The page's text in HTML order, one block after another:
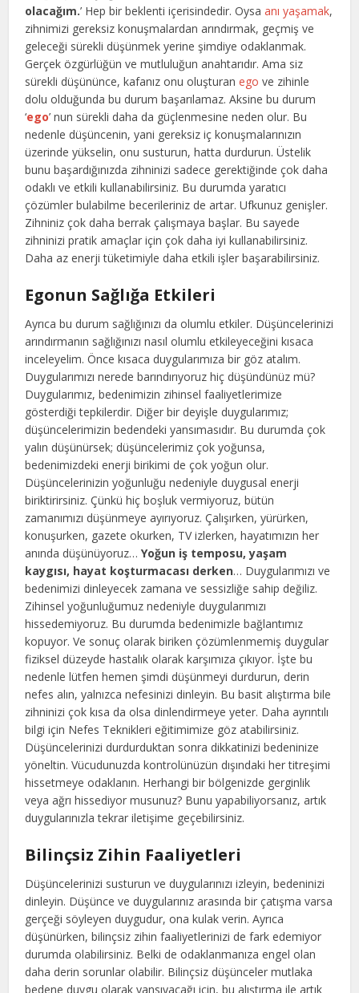
olacağım.’ Hep bir beklenti içerisindedir. Oysaanı yaşamak,
zihnimizi gereksiz konuşmalardan arındırmak, geçmiş ve
geleceği sürekli düşünmek yerine şimdiye odaklanmak.
Gerçek özgürlüğün ve mutluluğun anahtarıdır. Ama siz
sürekli düşününce, kafanız onu oluşturanego ve zihinle
dolu olduğunda bu durum başarılamaz. Aksine bu durum
‘ego’ nun sürekli daha da güçlenmesine neden olur. Bu
nedenle düşüncenin, yani gereksiz iç konuşmalarınızın
üzerinde yükselin, onu susturun, hatta durdurun. Üstelik
bunu başardığınızda zihninizi sadece gerektiğinde çok daha
odaklı ve etkili kullanabilirsiniz. Bu durumda yaratıcı
çözümler bulabilme becerileriniz de artar. Ufkunuz genişler.
Zihniniz çok daha berrak çalışmaya başlar. Bu sayede
zihninizi pratik amaçlar için çok daha iyi kullanabilirsiniz.
Daha az enerji tüketimiyle daha etkili işler başarabilirsiniz.
Egonun Sağlığa Etkileri
Ayrıca bu durum sağlığınızı da olumlu etkiler. Düşüncelerinizi
arındırmanın sağlığınızı nasıl olumlu etkileyeceğini kısaca
inceleyelim. Önce kısaca duygularımıza bir göz atalım.
Duygularımızı nerede barındırıyoruz hiç düşündünüz mü?
Duygularımız, bedenimizin zihinsel faaliyetlerimize
gösterdiği tepkilerdir. Diğer bir deyişle duygularımız;
düşüncelerimizin bedendeki yansımasıdır. Bu durumda çok
yalın düşünürsek; düşüncelerimiz çok yoğunsa,
bedenimizdeki enerji birikimi de çok yoğun olur.
Düşüncelerinizin yoğunluğu nedeniyle duygusal enerji
biriktirirsiniz. Çünkü hiç boşluk vermiyoruz, bütün
zamanımızı düşünmeye ayırıyoruz. Çalışırken, yürürken,
konuşurken, gazete okurken, TV izlerken, hayatımızın her
anında düşünüyoruz…Yoğun iş temposu, yaşam
kaygısı, hayat koşturmacası derken… Duygularımızı ve
bedenimizi dinleyecek zamana ve sessizliğe sahip değiliz.
Zihinsel yoğunluğumuz nedeniyle duygularımızı
hissedemiyoruz. Bu durumda bedenimizle bağlantımız
kopuyor. Ve sonuç olarak biriken çözümlenmemiş duygular
fiziksel düzeyde hastalık olarak karşımıza çıkıyor. İşte bu
nedenle lütfen hemen şimdi düşünmeyi durdurun, derin
nefes alın, yalnızca nefesinizi dinleyin. Bu basit alıştırma bile
zihninizi çok kısa da olsa dinlendirmeye yeter. Daha ayrıntılı
bilgi için Nefes Teknikleri eğitimimize göz atabilirsiniz.
Düşüncelerinizi durdurduktan sonra dikkatinizi bedeninize
yöneltin. Vücudunuzda kontrolünüzün dışındaki her titreşimi
hissetmeye odaklanın. Herhangi bir bölgenizde gerginlik
veya ağrı hissediyor musunuz? Bunu yapabiliyorsanız, artık
duygularınızla tekrar iletişime geçebilirsiniz.
Bilinçsiz Zihin Faaliyetleri
Düşüncelerinizi susturun ve duygularınızı izleyin, bedeninizi
dinleyin. Düşünce ve duygularınız arasında bir çatışma varsa
gerçeği söyleyen duygudur, ona kulak verin. Ayrıca
düşünürken, bilinçsiz zihin faaliyetlerinizi de fark edemiyor
durumda olabilirsiniz. Belki de odaklanmanıza engel olan
daha derin sorunlar olabilir. Bilinçsiz düşünceler mutlaka
bedene duygu olarak yansıyacağı için, bu alıştırma ile artık